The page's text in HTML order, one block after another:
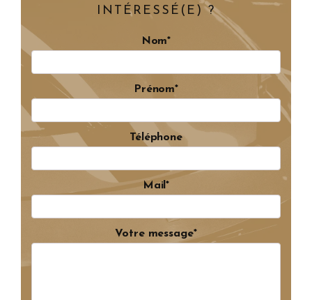
INTÉRESSÉ(E) ?
Nom*
Prénom*
Téléphone
Mail*
Votre message*